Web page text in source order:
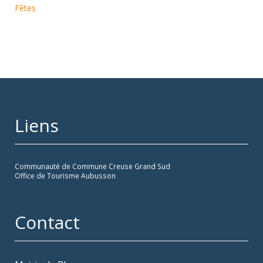
Fêtes
Liens
Communauté de Commune Creuse Grand Sud
Office de Tourisme Aubusson
Contact